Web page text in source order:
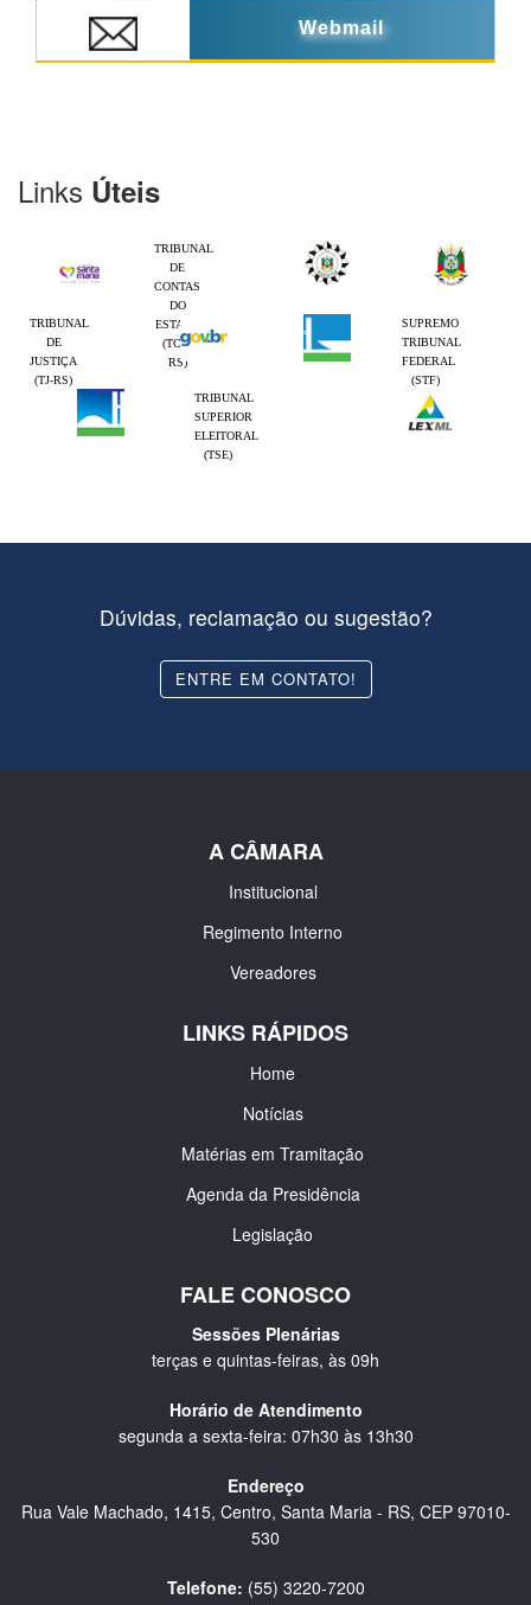
Webmail
Links Úteis
TRIBUNAL
DE
CONTAS
DO
ESTADO
(TCE-
RS)
TRIBUNAL
DE
JUSTIÇA
(TJ-RS)
SUPREMO
TRIBUNAL
FEDERAL
(STF)
TRIBUNAL
SUPERIOR
ELEITORAL
(TSE)
Dúvidas, reclamação ou sugestão?
ENTRE EM CONTATO!
A CÂMARA
Institucional
Regimento Interno
Vereadores
LINKS RÁPIDOS
Home
Notícias
Matérias em Tramitação
Agenda da Presidência
Legislação
FALE CONOSCO
Sessões Plenárias
terças e quintas-feiras, às 09h
Horário de Atendimento
segunda a sexta-feira: 07h30 às 13h30
Endereço
Rua Vale Machado, 1415, Centro, Santa Maria - RS, CEP 97010-
530
Telefone: (55) 3220-7200